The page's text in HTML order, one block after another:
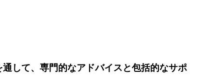
して、専門的なアドバイスと包括的なサポ